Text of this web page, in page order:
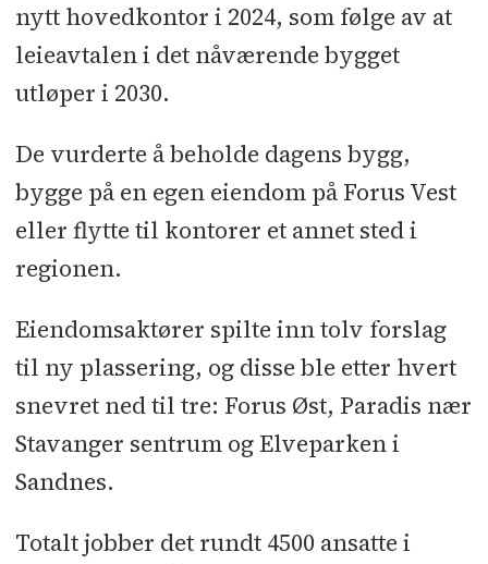
nytt hovedkontor i 2024, som følge av at
leieavtalen i det nåværende bygget
utløper i 2030.
De vurderte å beholde dagens bygg,
bygge på en egen eiendom på Forus Vest
eller flytte til kontorer et annet sted i
regionen.
Eiendomsaktører spilte inn tolv forslag
til ny plassering, og disse ble etter hvert
snevret ned til tre: Forus Øst, Paradis nær
Stavanger sentrum og Elveparken i
Sandnes.
Totalt jobber det rundt 4500 ansatte i